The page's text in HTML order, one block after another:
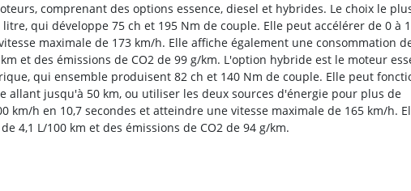
comprenant des options essence, diesel et hybrides. Le choix le
qui développe 75 ch et 195 Nm de couple. Elle peut accélérer de 0 à
maximale de 173 km/h. Elle affiche également une consommation
et des émissions de CO2 de 99 g/km. L'option hybride est le moteur
qui ensemble produisent 82 ch et 140 Nm de couple. Elle peut
allant jusqu'à 50 km, ou utiliser les deux sources d'énergie pour plus de
km/h en 10,7 secondes et atteindre une vitesse maximale de 165 km/h.
4,1 L/100 km et des émissions de CO2 de 94 g/km.